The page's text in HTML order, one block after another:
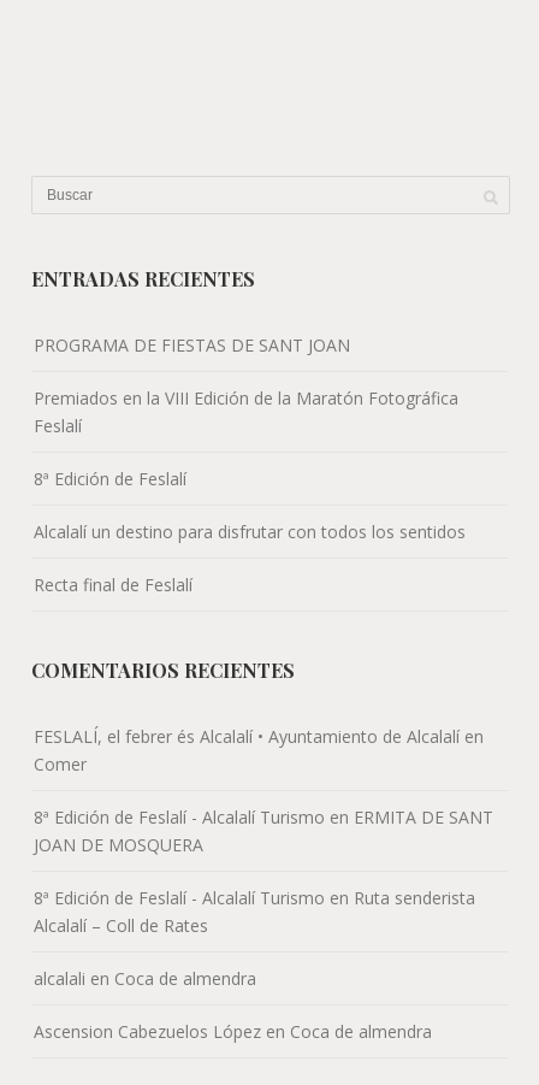
ENTRADAS RECIENTES
PROGRAMA DE FIESTAS DE SANT JOAN
Premiados en la VIII Edición de la Maratón Fotográfica
Feslalí
8ª Edición de Feslalí
Alcalalí un destino para disfrutar con todos los sentidos
Recta final de Feslalí
COMENTARIOS RECIENTES
FESLALÍ, el febrer és Alcalalí • Ayuntamiento de Alcalalí en
Comer
8ª Edición de Feslalí - Alcalalí Turismo en ERMITA DE SANT
JOAN DE MOSQUERA
8ª Edición de Feslalí - Alcalalí Turismo en Ruta senderista
Alcalalí – Coll de Rates
alcalali en Coca de almendra
Ascension Cabezuelos López en Coca de almendra